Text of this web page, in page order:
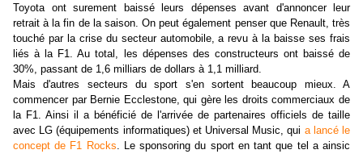
Toyota ont surement baissé leurs dépenses avant d'annoncer leur
retrait à la fin de la saison. On peut également penser que Renault, très
touché par la crise du secteur automobile, a revu à la baisse ses frais
liés à la F1. Au total, les dépenses des constructeurs ont baissé de
30%, passant de 1,6 milliars de dollars à 1,1 milliard.
Mais d'autres secteurs du sport s'en sortent beaucoup mieux. A
commencer par Bernie Ecclestone, qui gère les droits commerciaux de
la F1. Ainsi il a bénéficié de l'arrivée de partenaires officiels de taille
avec LG (équipements informatiques) et Universal Music, qui a lancé le
concept de F1 Rocks. Le sponsoring du sport en tant que tel a ainsic